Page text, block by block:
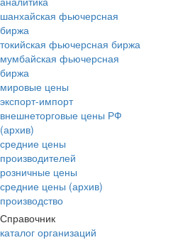
шанхайская фьючерсная
биржа
токийская фьючерсная биржа
мумбайская фьючерсная
биржа
мировые цены
экспорт-импорт
внешнеторговые цены РФ
(архив)
средние цены
производителей
розничные цены
средние цены (архив)
производство
Справочник
каталог организаций